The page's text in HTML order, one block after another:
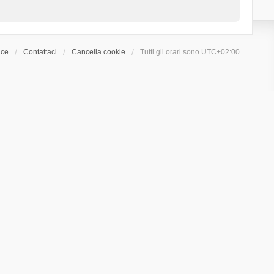
Contattaci Cancella cookie Tutti gli orari sono UTC+02:00